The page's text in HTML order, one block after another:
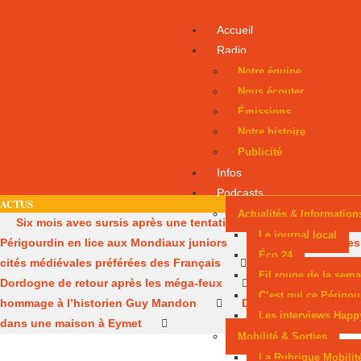
Accueil
Radio
Notre équipe
Nous écouter
Émissions
Notre histoire
Publicité
Infos
Podcasts
Actualités &
Le journal local
Éco 24
Fil rouge de la
C’est qui ce
Les interviews
Mobilité & Sorties
La Rubrique
ACTUS
Six mois avec sursis après une tentative d’incendie
Périgourdin en lice aux Mondiaux juniors
Sarlat, parmi les
cités médiévales préférées des Français
Dordogne de retour après les méga-feux
hommage à l’historien Guy Mandon
Des obus découverts
dans une maison à Eymet